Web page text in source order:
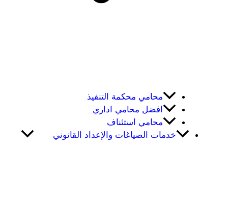
محامي محكمة التنفيذ
افضل محامي اداري
محامي استئناف
خدمات الصياغات والإعداد القانوني